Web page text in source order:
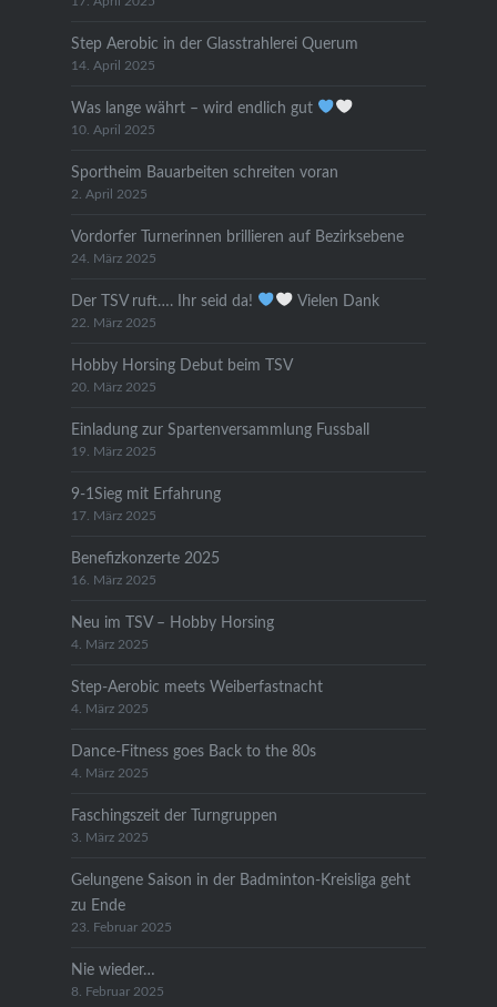
Step Aerobic in der Glasstrahlerei Querum
14. April 2025
Was lange währt – wird endlich gut
10. April 2025
Sportheim Bauarbeiten schreiten voran
2. April 2025
Vordorfer Turnerinnen brillieren auf Bezirksebene
24. März 2025
Der TSV ruft…. Ihr seid da! Vielen Dank
22. März 2025
Hobby Horsing Debut beim TSV
20. März 2025
Einladung zur Spartenversammlung Fussball
19. März 2025
9-1Sieg mit Erfahrung
17. März 2025
Benefizkonzerte 2025
16. März 2025
Neu im TSV – Hobby Horsing
4. März 2025
Step-Aerobic meets Weiberfastnacht
4. März 2025
Dance-Fitness goes Back to the 80s
4. März 2025
Faschingszeit der Turngruppen
3. März 2025
Gelungene Saison in der Badminton-Kreisliga geht
zu Ende
23. Februar 2025
Nie wieder…
8. Februar 2025